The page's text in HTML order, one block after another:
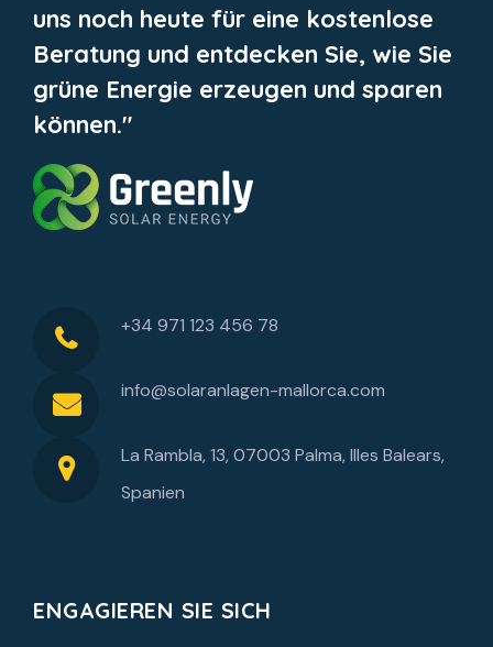
uns noch heute für eine kostenlose
Beratung und entdecken Sie, wie Sie
grüne Energie erzeugen und sparen
können."
+34 971 123 456 78
info@solaranlagen-mallorca.com
La Rambla, 13, 07003 Palma, Illes Balears,
Spanien
ENGAGIEREN SIE SICH